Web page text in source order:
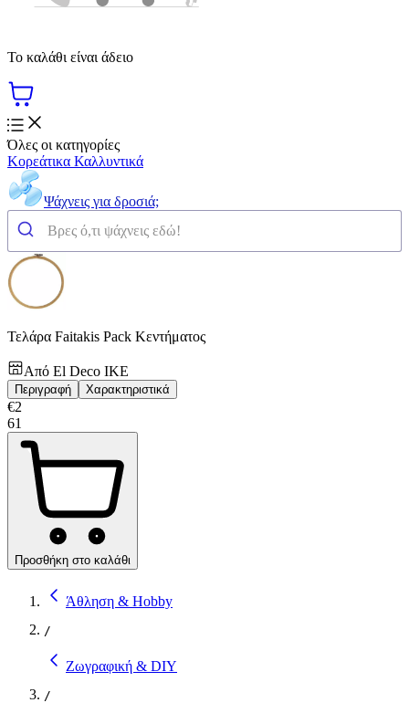
Το καλάθι είναι άδειο
Όλες οι κατηγορίες
Κορεάτικα Καλλυντικά
Ψάχνεις για δροσιά;
Τελάρα Faitakis Pack Κεντήματος
Από El Deco IKE
Περιγραφή Χαρακτηριστικά
€2
61
Προσθήκη στο καλάθι
Άθληση & Hobby
/
Ζωγραφική & DIY
/